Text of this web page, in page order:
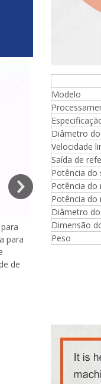
para
de
Máquina
madeira
Modelo
Diâmetro
Velocidade
Saída de
Potência do
Potência do
Potência do
Diâmetro
Dimensão
Peso